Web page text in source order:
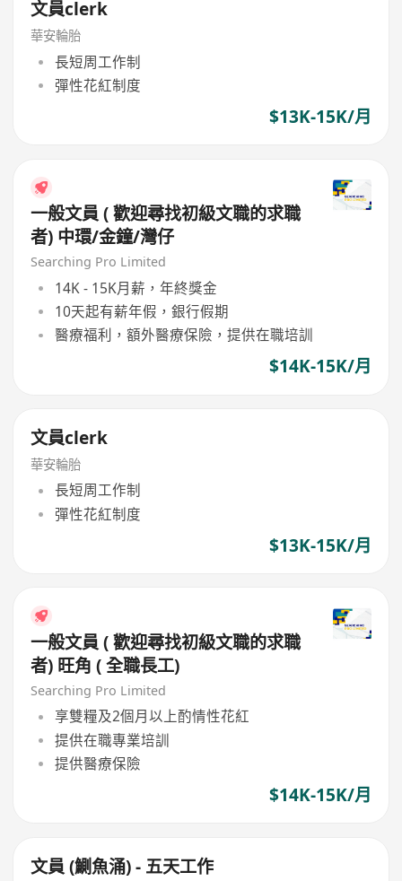
文員clerk
華安輪胎
長短周工作制
彈性花紅制度
$13K-15K/月
一般文員 ( 歡迎尋找初級文職的求職
者) 中環/金鐘/灣仔
Searching Pro Limited
14K - 15K月薪，年終獎金
10天起有薪年假，銀行假期
醫療福利，額外醫療保險，提供在職培訓
$14K-15K/月
文員clerk
華安輪胎
長短周工作制
彈性花紅制度
$13K-15K/月
一般文員 ( 歡迎尋找初級文職的求職
者) 旺角 ( 全職長工)
Searching Pro Limited
享雙糧及2個月以上酌情性花紅
提供在職專業培訓
提供醫療保險
$14K-15K/月
文員 (鰂魚涌) - 五天工作